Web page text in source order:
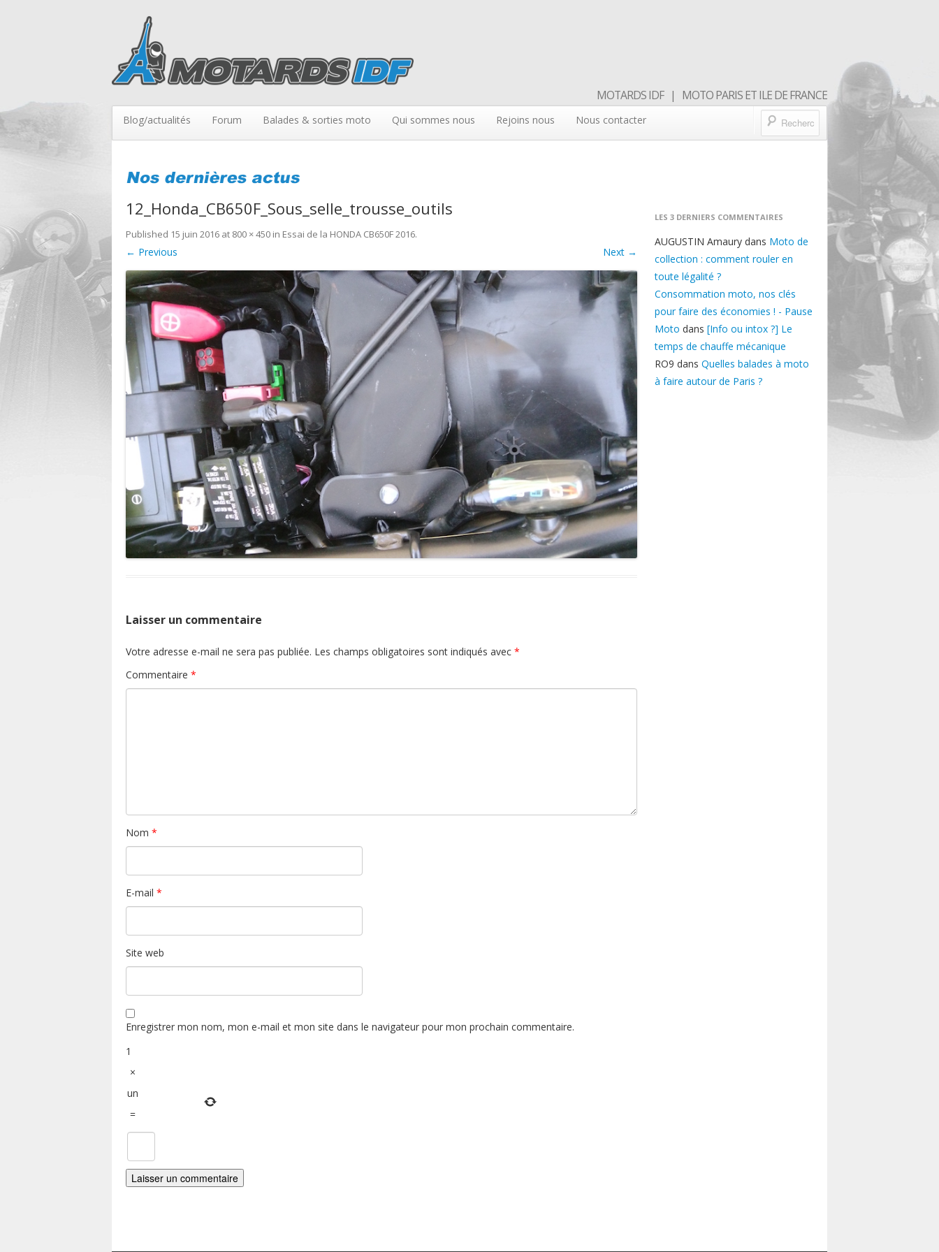
MOTARDS IDF | MOTO PARIS ET ILE DE FRANCE
Blog/actualités Forum Balades & sorties moto Qui sommes nous Rejoins nous Nous contacter
12_Honda_CB650F_Sous_selle_trousse_outils
Published 15 juin 2016 at 800 × 450 in Essai de la HONDA CB650F 2016.
← Previous Next →
Laisser un commentaire
Votre adresse e-mail ne sera pas publiée. Les champs obligatoires sont indiqués avec *
Commentaire *
Nom *
E-mail *
Site web
Enregistrer mon nom, mon e-mail et mon site dans le navigateur pour mon prochain commentaire.
1
×
un
=
LES 3 DERNIERS COMMENTAIRES
AUGUSTIN Amaurydans Moto de
collection : comment rouler en
toute légalité ?
Consommation moto, nos clés
pour faire des économies ! - Pause
Moto dans [Info ou intox ?] Le
temps de chauffe mécanique
RO9 dans Quelles balades à moto
à faire autour de Paris ?